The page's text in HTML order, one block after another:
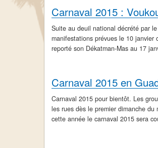
Suite au deuil national décrété par
manifestations prévues le 10 janvier
reporté son Dékatman-Mas au 17
Carnaval 2015 en
Carnaval 2015 pour bientôt. Les
les rues dès le premier dimanche
cette année le carnaval 2015 sera